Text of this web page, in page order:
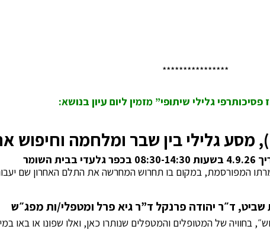
****************
גלילי שיתופי” מזמין ליום עיון בנושא:
גלילי בין שבר ומלחמה וחיפוש
השומר
המפורסמת, במקום בו תחרוש המחרשה את התלם האחרון שם יעבור
ד״ר יהודה פרנקל ד”ר גיא פרל ומטפלי/ות מפג״ש
בחוויה של המטופלים והמטפלים שנותרו כאן, ואלו שפונו או באו